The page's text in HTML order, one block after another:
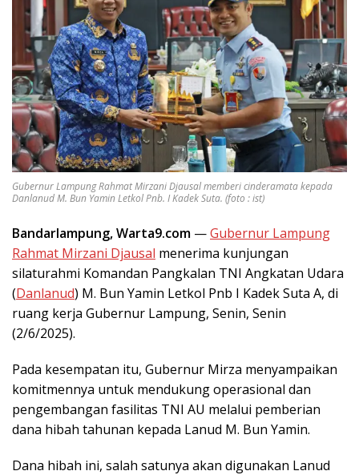
Gubernur Lampung Rahmat Mirzani Djausal memberi cinderamata kepada
Danlanud M. Bun Yamin Letkol Pnb. I Kadek Suta. (foto : ist)
Bandarlampung, Warta9.com —Gubernur Lampung
Rahmat Mirzani Djausal menerima kunjungan
silaturahmi Komandan Pangkalan TNI Angkatan Udara
(Danlanud) M. Bun Yamin Letkol Pnb I Kadek Suta A, di
ruang kerja Gubernur Lampung, Senin, Senin
(2/6/2025).
Pada kesempatan itu, Gubernur Mirza menyampaikan
komitmennya untuk mendukung operasional dan
pengembangan fasilitas TNI AU melalui pemberian
dana hibah tahunan kepada Lanud M. Bun Yamin.
Dana hibah ini, salah satunya akan digunakan Lanud